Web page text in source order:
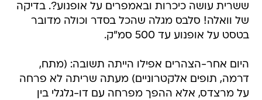
ששרית עושה כיכרות ובאמפרים על אופנוע?. בדיקה
של וואלה! סלבס מגלה שהכל בסדר וכולה מדובר
בטסט על אופנוע עד 500 סמ"ק.
היום אחר-הצהרים אפילו הייתה תשובה: (מתח,
דרמה, תופים אלקטרוניים) מעתה שריתה לא פרחה
על מרצדס, אלא ההפך מפרחה עם דו-גלגלי בין